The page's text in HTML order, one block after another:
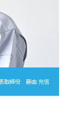
取締役 藤曲 充信